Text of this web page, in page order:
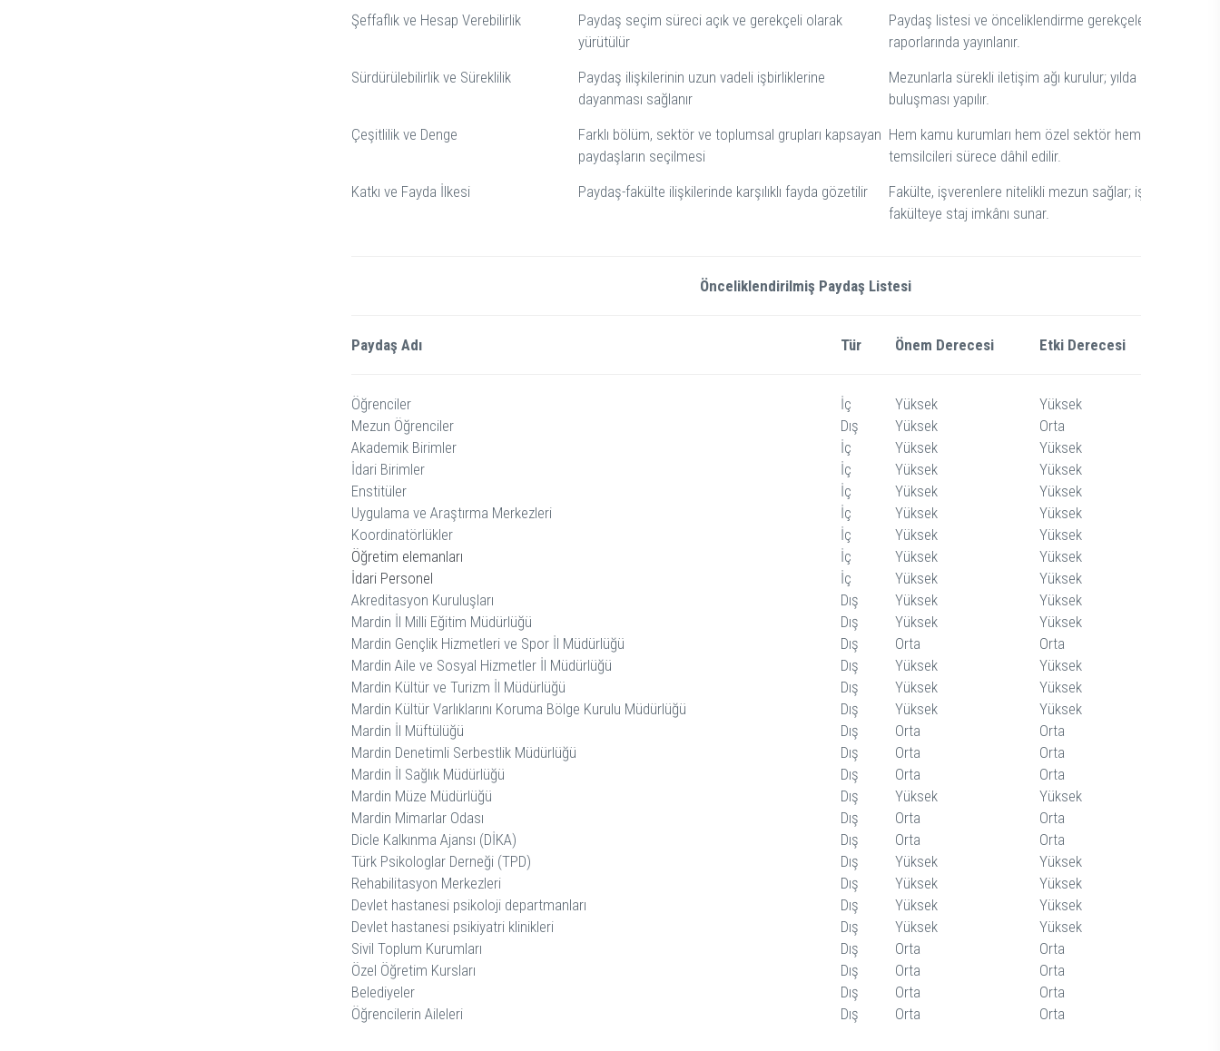
Şeffaflık ve Hesap Verebilirlik
Paydaş seçim süreci açık ve gerekçeli olarak
yürütülür
Paydaş listesi ve önceliklendirme gerekçeleri kalite
raporlarında yayınlanır.
Sürdürülebilirlik ve Süreklilik
Paydaş ilişkilerinin uzun vadeli işbirliklerine
dayanması sağlanır
Mezunlarla sürekli iletişim ağı kurulur; yılda bir mezun
buluşması yapılır.
Çeşitlilik ve Denge
Farklı bölüm, sektör ve toplumsal grupları kapsayan
paydaşların seçilmesi
Hem kamu kurumları hem özel sektör hem de sivil
temsilcileri sürece dâhil edilir.
Katkı ve Fayda İlkesi
Paydaş-fakülte ilişkilerinde karşılıklı fayda gözetilir
Fakülte, işverenlere nitelikli mezun sağlar; işverenler de
fakülteye staj imkânı sunar.
Önceliklendirilmiş Paydaş Listesi
Paydaş Adı Tür Önem Derecesi Etki Derecesi
Öğrenciler İç Yüksek Yüksek
Mezun Öğrenciler
Dış Yüksek Orta
Akademik Birimler
İç Yüksek Yüksek
İdari Birimler
İç Yüksek Yüksek
Enstitüler
İç Yüksek Yüksek
Uygulama ve Araştırma Merkezleri
İç Yüksek Yüksek
Koordinatörlükler
İç Yüksek Yüksek
Öğretim elemanları
İç Yüksek Yüksek
İdari Personel
İç Yüksek Yüksek
Akreditasyon Kuruluşları
Dış Yüksek Yüksek
Mardin İl Milli Eğitim Müdürlüğü
Dış Yüksek Yüksek
Mardin Gençlik Hizmetleri ve Spor İl Müdürlüğü
Dış Orta Orta
Mardin Aile ve Sosyal Hizmetler İl Müdürlüğü
Dış Yüksek Yüksek
Mardin Kültür ve Turizm İl Müdürlüğü
Dış Yüksek Yüksek
Mardin Kültür Varlıklarını Koruma Bölge Kurulu Müdürlüğü
Dış Yüksek Yüksek
Mardin İl Müftülüğü
Dış Orta Orta
Mardin Denetimli Serbestlik Müdürlüğü
Dış Orta Orta
Mardin İl Sağlık Müdürlüğü
Dış Orta Orta
Mardin Müze Müdürlüğü
Dış Yüksek Yüksek
Mardin Mimarlar Odası
Dış Orta Orta
Dicle Kalkınma Ajansı (DİKA)
Dış Orta Orta
Türk Psikologlar Derneği (TPD)
Dış Yüksek Yüksek
Rehabilitasyon Merkezleri
Dış Yüksek Yüksek
Devlet hastanesi psikoloji departmanları
Dış Yüksek Yüksek
Devlet hastanesi psikiyatri klinikleri
Dış Yüksek Yüksek
Sivil Toplum Kurumları
Dış Orta Orta
Özel Öğretim Kursları
Dış Orta Orta
Belediyeler
Dış Orta Orta
Öğrencilerin Aileleri
Dış Orta Orta